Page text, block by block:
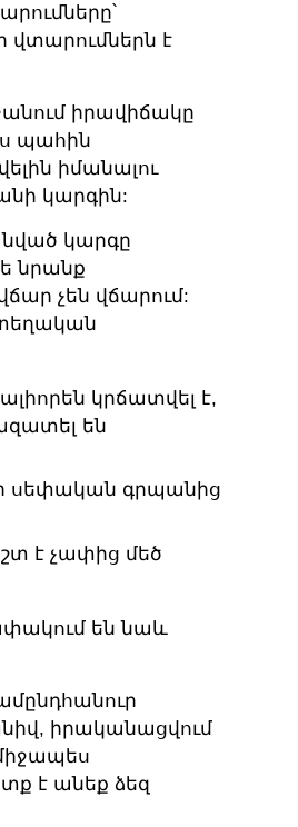
վտարումներն է
իրավիճակը
պահին
իմանալու
կարգին:
կարգը
նրանք
չեն վճարում:
կրճատվել է,
են
սեփական գրպանից
է չափից մեծ
են նաև
իրականացվում
է անեք ձեզ